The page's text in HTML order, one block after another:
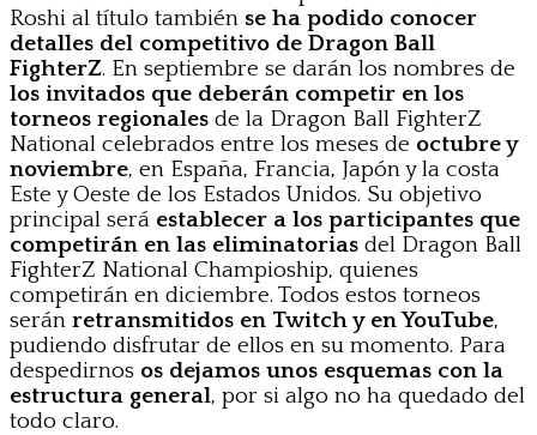
Roshi al título también se ha podido conocer
detalles del competitivo de Dragon Ball
FighterZ. En septiembre se darán los nombres de
los invitados que deberán competir en los
torneos regionales de la Dragon Ball FighterZ
National celebrados entre los meses de octubre y
noviembre, en España, Francia, Japón y la costa
Este y Oeste de los Estados Unidos. Su objetivo
principal será establecer a los participantes que
competirán en las eliminatorias del Dragon Ball
FighterZ National Champioship, quienes
competirán en diciembre. Todos estos torneos
serán retransmitidos en Twitch y en YouTube,
pudiendo disfrutar de ellos en su momento. Para
despedirnos os dejamos unos esquemas con la
estructura general, por si algo no ha quedado del
todo claro.